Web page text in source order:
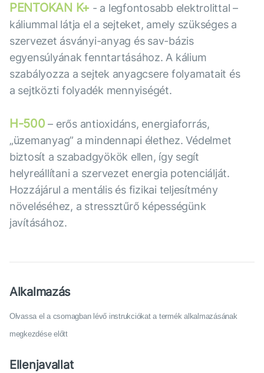
PENTOKAN K+ - a legfontosabb elektrolittal –
káliummal látja el a sejteket, amely szükséges a
szervezet ásványi-anyag és sav-bázis
egyensúlyának fenntartásához. A kálium
szabályozza a sejtek anyagcsere folyamatait és
a sejtközti folyadék mennyiségét.
Н-500 – erős antioxidáns, energiaforrás,
„üzemanyag” a mindennapi élethez. Védelmet
biztosít a szabadgyökök ellen, így segít
helyreállítani a szervezet energia potenciálját.
Hozzájárul a mentális és fizikai teljesítmény
növeléséhez, a stressztűrő képességünk
javításához.
Alkalmazás
Olvassa el a csomagban lévő instrukciókat a termék alkalmazásának
megkezdése előtt
Ellenjavallat